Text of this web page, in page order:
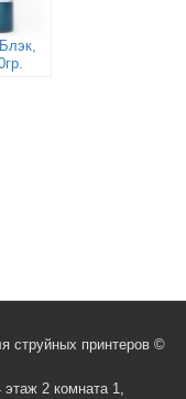
струйных принтеров ©
2 комната 1,